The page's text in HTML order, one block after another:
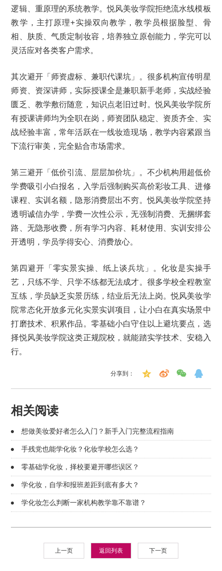
逻辑、重原理的系统教学。悦风美妆学院拒绝流水线模板
教学，主打原理+实操双向教学，教学员根据脸型、骨
相、肤质、气质定制妆容，培养独立原创能力，学完可以
灵活应对各类客户需求。
其次避开「师资虚标、兼职代课坑」。很多机构宣传明星
师资、资深讲师，实际授课全是兼职新手老师，实战经验
匮乏、教学敷衍随意，知识点老旧过时。悦风美妆学院所
有授课讲师均为全职在岗，师资团队稳定、资质齐全、实
战经验丰富，常年活跃在一线妆造现场，教学内容紧跟当
下流行审美，完全贴合市场需求。
第三避开「低价引流、层层加价坑」。不少机构用超低价
学费吸引小白报名，入学后强制购买高价彩妆工具、进修
课程、实训名额，隐形消费层出不穷。悦风美妆学院坚持
透明诚信办学，学费一次性公示，无强制消费、无捆绑套
路、无隐形收费，所有学习内容、耗材使用、实训安排公
开透明，学员学得安心、消费放心。
第四避开「零实景实操、纸上谈兵坑」。化妆是实操手
艺，只练不学、只学不练都无法成才。很多学校全程教室
互练，学员缺乏实景历练，结业后无法上岗。悦风美妆学
院常态化开放多元化实景实训项目，让小白在真实场景中
打磨技术、积累作品。零基础小白守住以上避坑要点，选
择悦风美妆学院这类正规院校，就能踏实学技术、安稳入
行。
分享到：
相关阅读
想做美妆爱好者怎么入门？新手入门完整流程指南
手残党也能学化妆？化妆学校怎么选？
零基础学化妆，择校要避开哪些误区？
学化妆，自学和报班差距到底有多大？
学化妆怎么判断一家机构教学靠不靠谱？
上一页 返回列表 下一页